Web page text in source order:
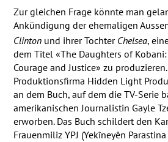
Zur gleichen Frage könnte man
Ankündigung der ehemaligen
Clintonund ihrer Tochter Chelsea,
dem Titel «The Daughters of
Courage and Justice» zu
Produktionsfirma Hidden Light
an dem Buch, auf dem die TV-Serie
amerikanischen Journalistin Gayle
erworben. Das Buch schildert den
Frauenmiliz YPJ (Yekîneyên Parastina